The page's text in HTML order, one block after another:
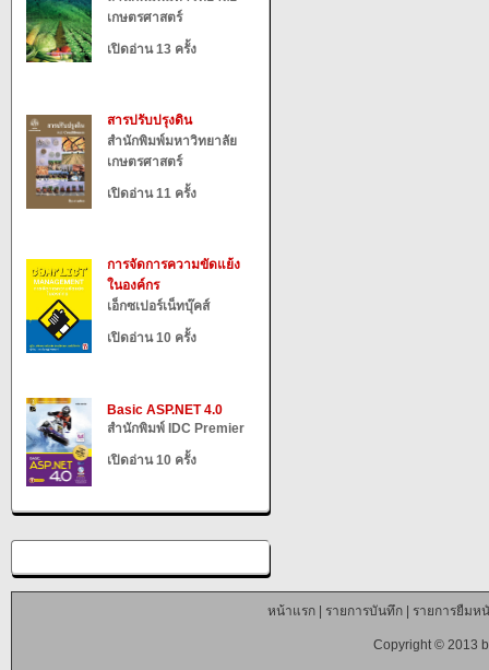
เกษตรศาสตร์
เปิดอ่าน 13 ครั้ง
สารปรับปรุงดิน
สำนักพิมพ์มหาวิทยาลัย
เกษตรศาสตร์
เปิดอ่าน 11 ครั้ง
การจัดการความขัดแย้ง
ในองค์กร
เอ็กซเปอร์เน็ทบุ๊คส์
เปิดอ่าน 10 ครั้ง
Basic ASP.NET 4.0
สำนักพิมพ์ IDC Premier
เปิดอ่าน 10 ครั้ง
หน้าแรก| รายการบันทึก| รายการยืมห
Copyright © 2013